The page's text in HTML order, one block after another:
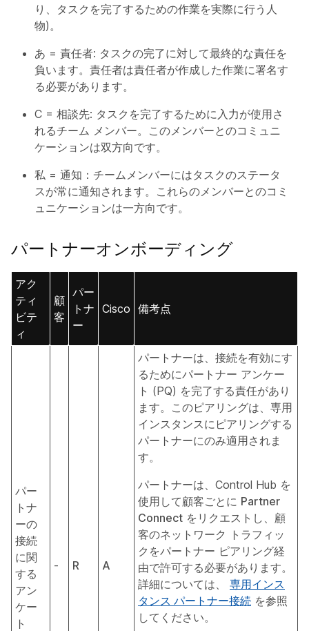
り、タスクを完了するための作業を実際に行う人
物)。
あ = 責任者: タスクの完了に対して最終的な責任を
負います。責任者は責任者が作成した作業に署名す
る必要があります。
C = 相談先: タスクを完了するために入力が使用さ
れるチーム メンバー。このメンバーとのコミュニ
ケーションは双方向です。
私 = 通知：チームメンバーにはタスクのステータ
スが常に通知されます。これらのメンバーとのコミ
ュニケーションは一方向です。
パートナーオンボーディング
アク
ティ
ビテ
ィ
顧
客
パー
トナ
ー
Cisco 備考点
パー
トナ
ーの
接続
に関
する
アン
ケー
ト
- R A
パートナーは、接続を有効にす
るためにパートナー アンケー
ト (PQ) を完了する責任があり
ます。このピアリングは、専用
インスタンスにピアリングする
パートナーにのみ適用されま
す。
パートナーは、Control Hub を
使用して顧客ごとに Partner
Connect をリクエストし、顧
客のネットワーク トラフィッ
クをパートナー ピアリング経
由で許可する必要があります。
詳細については、 専用インス
タンス パートナー接続 を参照
してください。